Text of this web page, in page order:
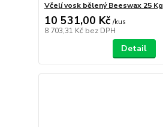
Včelí vosk bělený Beeswax 25 Kg
10 531,00 Kč /kus
8 703,31 Kč bez DPH
Detail